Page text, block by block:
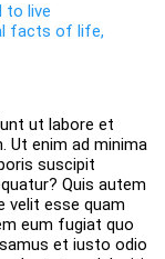
to live
facts of life,
ut labore et
Ut enim ad minima
suscipit
Quis autem
velit esse quam
eum fugiat quo
et iusto odio